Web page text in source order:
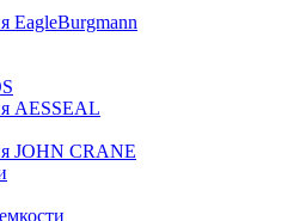
EagleBurgmann
AESSEAL
JOHN CRANE